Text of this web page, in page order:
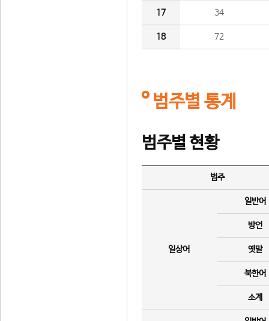
17 34
18 72
범주별 통계
범주별 현황
범주
일상어
일반어
방언
옛말
북한어
소계